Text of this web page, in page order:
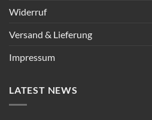
Widerruf
Versand & Lieferung
Impressum
LATEST NEWS